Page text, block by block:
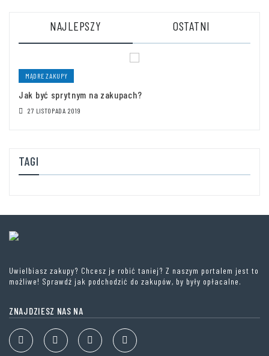
NAJLEPSZY OSTATNI
MĄDRE ZAKUPY
Jak być sprytnym na zakupach?
27 LISTOPADA 2019
TAGI
Uwielbiasz zakupy? Chcesz je robić taniej? Z naszym portalem jest to
możliwe! Sprawdź jak podchodzić do zakupów, by były opłacalne.
ZNAJDZIESZ NAS NA